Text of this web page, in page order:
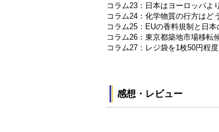
コラム23：日本はヨーロッパよ
コラム24：化学物質の行方はど
コラム25：EUの香料規制と日
コラム26：東京都築地市場移転
コラム27：レジ袋を1枚50円程
感想・レビュー